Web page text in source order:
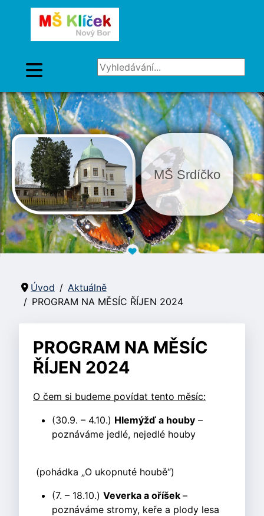
Vyhledávání...
MŠ Srdíčko
Úvod
Aktuálně
PROGRAM NA MĚSÍC ŘÍJEN 2024
PROGRAM NA MĚSÍC
ŘÍJEN 2024
O čem si budeme povídat tento měsíc:
(30.9. – 4.10.) Hlemýžď a houby –
poznáváme jedlé, nejedlé houby
(pohádka „O ukopnuté houbě“)
(7. – 18.10.) Veverka a oříšek –
poznáváme stromy, keře a plody lesa